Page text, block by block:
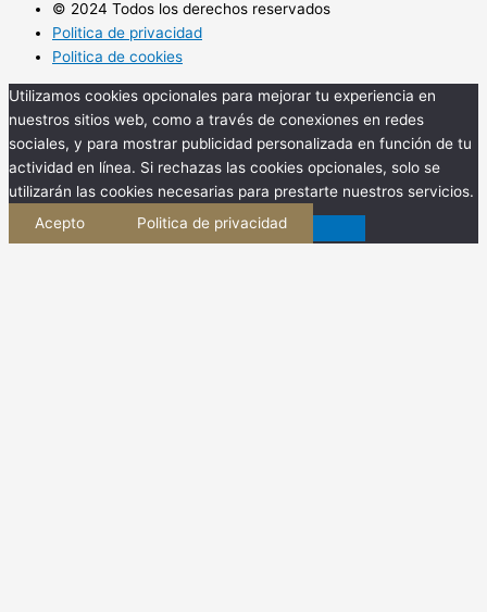
© 2024 Todos los derechos reservados
Politica de privacidad
Politica de cookies
Utilizamos cookies opcionales para mejorar tu experiencia en
nuestros sitios web, como a través de conexiones en redes
sociales, y para mostrar publicidad personalizada en función de tu
actividad en línea. Si rechazas las cookies opcionales, solo se
utilizarán las cookies necesarias para prestarte nuestros servicios.
Acepto
Politica de privacidad